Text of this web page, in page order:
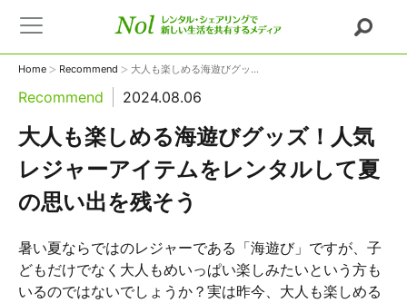
Home > Recommend > 大人も楽しめる海遊びグッ...
Recommend 2024.08.06
大人も楽しめる海遊びグッズ！人気
レジャーアイテムをレンタルして夏
の思い出を残そう
暑い夏ならではのレジャーである「海遊び」ですが、子
どもだけでなく大人もめいっぱい楽しみたいという方も
いるのではないでしょうか？実は昨今、大人も楽しめる